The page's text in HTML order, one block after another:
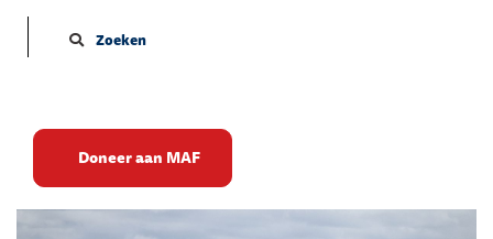
Zoeken
Doneer aan MAF
De nood blijft hoog